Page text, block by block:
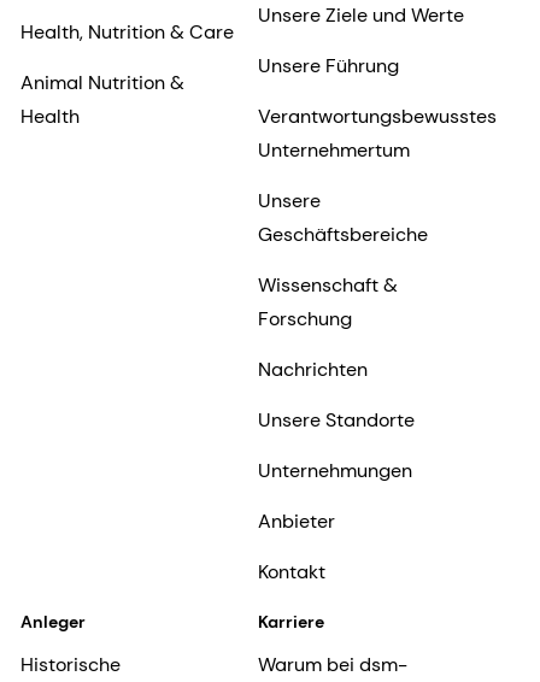
Health, Nutrition & Care
Animal Nutrition &
Health
Unsere Ziele und Werte
Unsere Führung
Verantwortungsbewusstes
Unternehmertum
Unsere
Geschäftsbereiche
Wissenschaft &
Forschung
Nachrichten
Unsere Standorte
Unternehmungen
Anbieter
Kontakt
Anleger
Historische
Karriere
Warum bei dsm-